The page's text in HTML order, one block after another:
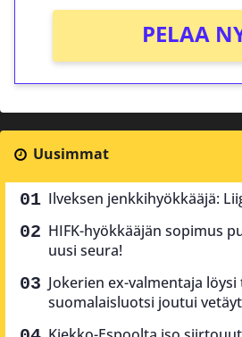
PELAA
Uusimmat
Ilveksen jenkkihyökkääjä:
HIFK-hyökkääjän sopimus
uusi seura!
Jokerien ex-valmentaja
suomalaisluotsi joutui